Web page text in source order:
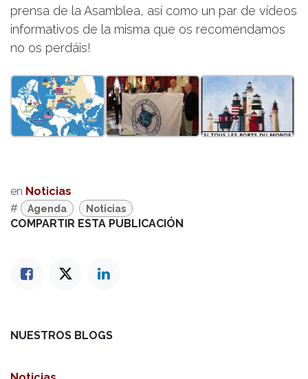
prensa de la Asamblea, así como un par de vídeos
informativos de la misma que os recomendamos
no os perdáis!
en Noticias
#
Agenda Noticias
COMPARTIR ESTA PUBLICACIÓN
NUESTROS BLOGS